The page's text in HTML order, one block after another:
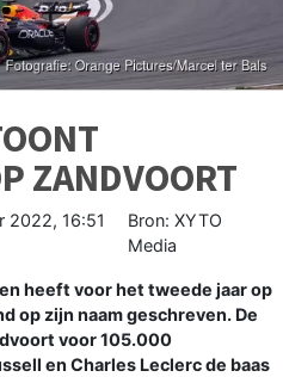
ZANDVOORT
2022, 16:51
Bron: XYTO
Media
heeft voor het tweede jaar op
op zijn naam geschreven. De
voor 105.000
en Charles Leclerc de baas